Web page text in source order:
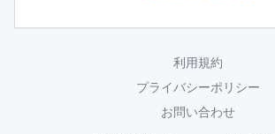
利用規約
プライバシーポリシー
お問い合わせ